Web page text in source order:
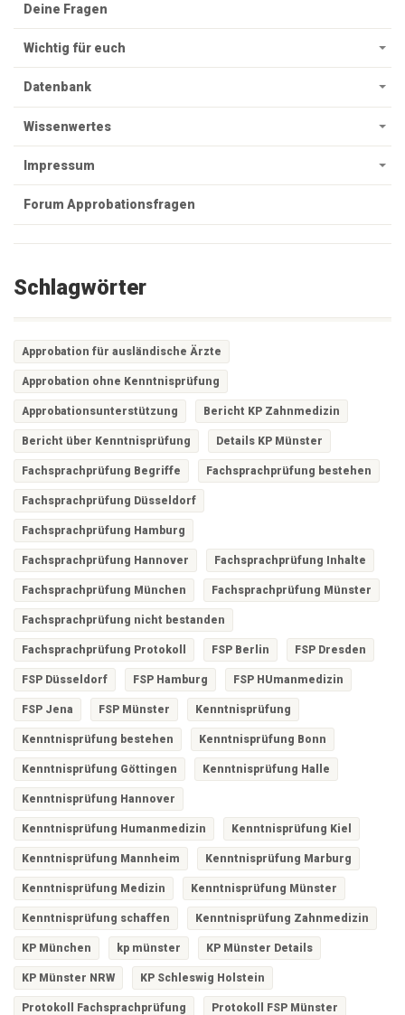
Deine Fragen
Wichtig für euch
Datenbank
Wissenwertes
Impressum
Forum Approbationsfragen
Schlagwörter
Approbation für ausländische Ärzte
Approbation ohne Kenntnisprüfung
Approbationsunterstützung Bericht KP Zahnmedizin
Bericht über Kenntnisprüfung Details KP Münster
Fachsprachprüfung Begriffe Fachsprachprüfung bestehen
Fachsprachprüfung Düsseldorf
Fachsprachprüfung Hamburg
Fachsprachprüfung Hannover Fachsprachprüfung Inhalte
Fachsprachprüfung München Fachsprachprüfung Münster
Fachsprachprüfung nicht bestanden
Fachsprachprüfung Protokoll FSP Berlin FSP Dresden
FSP Düsseldorf FSP Hamburg FSP HUmanmedizin
FSP Jena FSP Münster Kenntnisprüfung
Kenntnisprüfung bestehen Kenntnisprüfung Bonn
Kenntnisprüfung Göttingen Kenntnisprüfung Halle
Kenntnisprüfung Hannover
Kenntnisprüfung Humanmedizin Kenntnisprüfung Kiel
Kenntnisprüfung Mannheim Kenntnisprüfung Marburg
Kenntnisprüfung Medizin Kenntnisprüfung Münster
Kenntnisprüfung schaffen Kenntnisprüfung Zahnmedizin
KP München kp münster KP Münster Details
KP Münster NRW KP Schleswig Holstein
Protokoll Fachsprachprüfung Protokoll FSP Münster